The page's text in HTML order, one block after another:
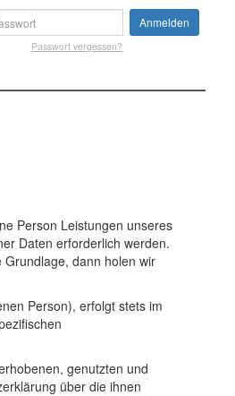
Passwort vergessen?
Anmelden
Person Leistungen unseres
Daten erforderlich werden.
dann holen wir
Person), erfolgt stets im
genutzten und
über die ihnen